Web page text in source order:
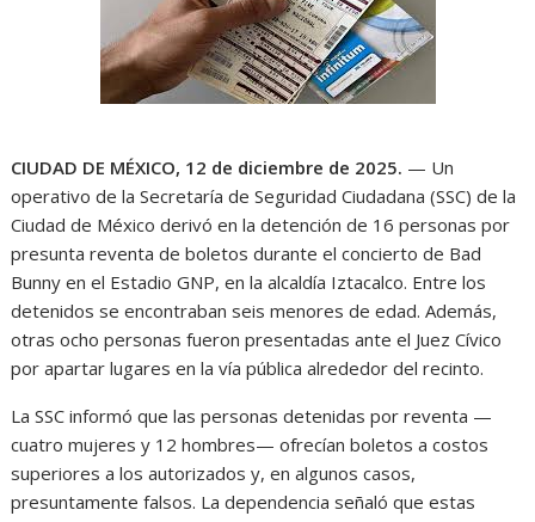
CIUDAD DE MÉXICO, 12 de diciembre de 2025. — Un
operativo de la Secretaría de Seguridad Ciudadana (SSC) de la
Ciudad de México derivó en la detención de 16 personas por
presunta reventa de boletos durante el concierto de Bad
Bunny en el Estadio GNP, en la alcaldía Iztacalco. Entre los
detenidos se encontraban seis menores de edad. Además,
otras ocho personas fueron presentadas ante el Juez Cívico
por apartar lugares en la vía pública alrededor del recinto.
La SSC informó que las personas detenidas por reventa —
cuatro mujeres y 12 hombres— ofrecían boletos a costos
superiores a los autorizados y, en algunos casos,
presuntamente falsos. La dependencia señaló que estas